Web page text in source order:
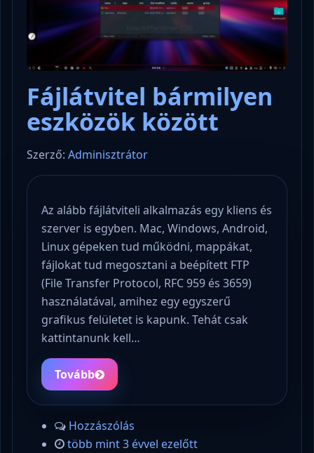
Fájlátvitel bármilyen
eszközök között
Szerző: Adminisztrátor
Az alább fájlátviteli alkalmazás egy kliens és
szerver is egyben. Mac, Windows, Android,
Linux gépeken tud működni, mappákat,
fájlokat tud megosztani a beépített FTP
(File Transfer Protocol, RFC 959 és 3659)
használatával, amihez egy egyszerű
grafikus felületet is kapunk. Tehát csak
kattintanunk kell…
Tovább
Hozzászólás
több mint 3 évvel ezelőtt